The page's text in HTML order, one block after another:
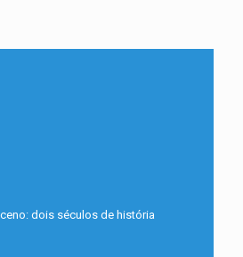
dois séculos de história